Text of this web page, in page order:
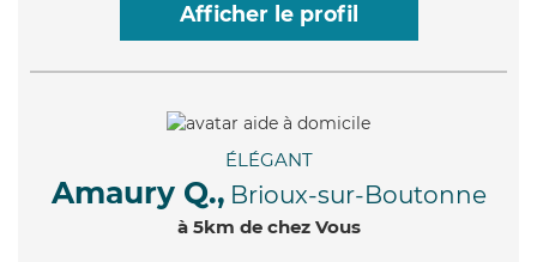
Afficher le profil
ÉLÉGANT
Amaury Q., Brioux-sur-Boutonne
à 5km de chez Vous